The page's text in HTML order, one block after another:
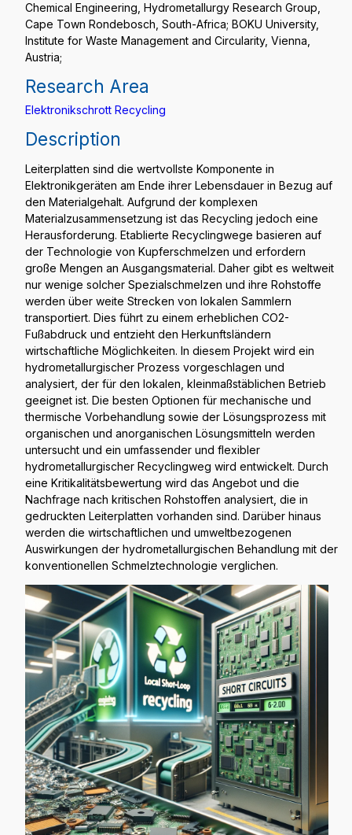
Chemical Engineering, Hydrometallurgy Research Group,
Cape Town Rondebosch, South-Africa; BOKU University,
Institute for Waste Management and Circularity, Vienna,
Austria;
Research Area
Elektronikschrott Recycling
Description
Leiterplatten sind die wertvollste Komponente in
Elektronikgeräten am Ende ihrer Lebensdauer in Bezug auf
den Materialgehalt. Aufgrund der komplexen
Materialzusammensetzung ist das Recycling jedoch eine
Herausforderung. Etablierte Recyclingwege basieren auf
der Technologie von Kupferschmelzen und erfordern
große Mengen an Ausgangsmaterial. Daher gibt es weltweit
nur wenige solcher Spezialschmelzen und ihre Rohstoffe
werden über weite Strecken von lokalen Sammlern
transportiert. Dies führt zu einem erheblichen CO2-
Fußabdruck und entzieht den Herkunftsländern
wirtschaftliche Möglichkeiten. In diesem Projekt wird ein
hydrometallurgischer Prozess vorgeschlagen und
analysiert, der für den lokalen, kleinmaßstäblichen Betrieb
geeignet ist. Die besten Optionen für mechanische und
thermische Vorbehandlung sowie der Lösungsprozess mit
organischen und anorganischen Lösungsmitteln werden
untersucht und ein umfassender und flexibler
hydrometallurgischer Recyclingweg wird entwickelt. Durch
eine Kritikalitätsbewertung wird das Angebot und die
Nachfrage nach kritischen Rohstoffen analysiert, die in
gedruckten Leiterplatten vorhanden sind. Darüber hinaus
werden die wirtschaftlichen und umweltbezogenen
Auswirkungen der hydrometallurgischen Behandlung mit der
konventionellen Schmelztechnologie verglichen.